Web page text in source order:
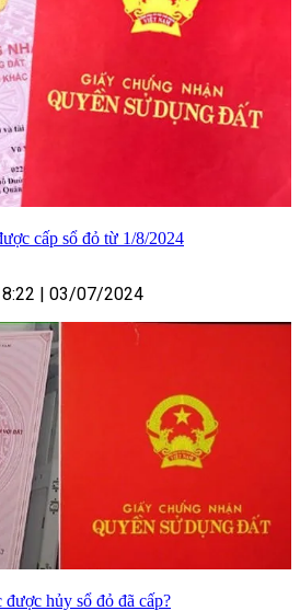
cấp sổ đỏ từ 1/8/2024
| 03/07/2024
hủy sổ đỏ đã cấp?